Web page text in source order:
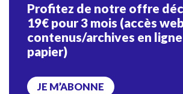
Profitez de notre offre
19€ pour 3 mois (accès
contenus/archives en
papier)
JE M’ABONNE